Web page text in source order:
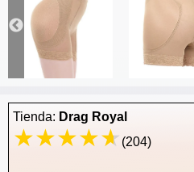
Tienda: Drag Royal
(204)